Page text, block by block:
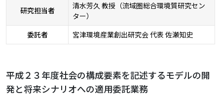
研究担当者
清水芳久 教授（流域圏総合環境質研究セン
ター）
委託者
宮津環境産業創出研究会 代表 佐瀬知史
平成２３年度社会の構成要素を記述するモデルの開
発と将来シナリオへの適用委託業務